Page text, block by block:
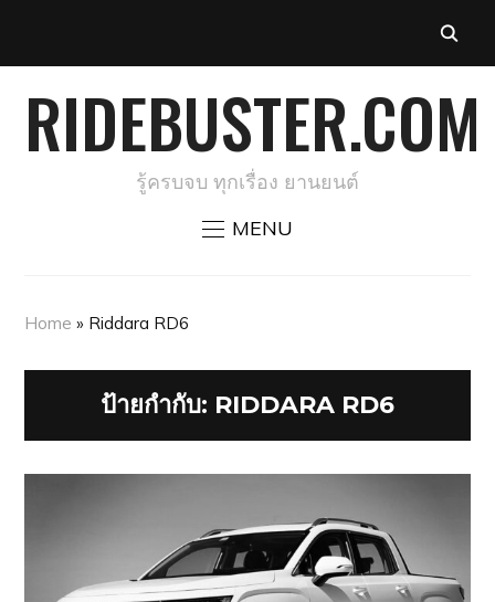
RIDEBUSTER.COM
รู้ครบจบ ทุกเรื่อง ยานยนต์
MENU
Home » Riddara RD6
ป้ายกำกับ: RIDDARA RD6